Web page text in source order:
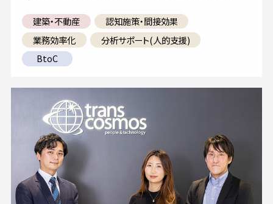
建築・不動産
認知施策・間接効果
業務効率化
分析サポート(人的支援)
BtoC